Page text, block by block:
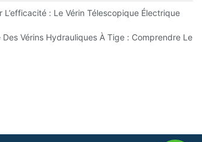
L’efficacité : Le Vérin Télescopique Électrique
4 Étages
Des Vérins Hydrauliques À Tige : Comprendre